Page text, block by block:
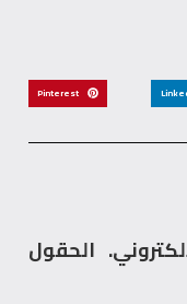
Pinterest
الحقول